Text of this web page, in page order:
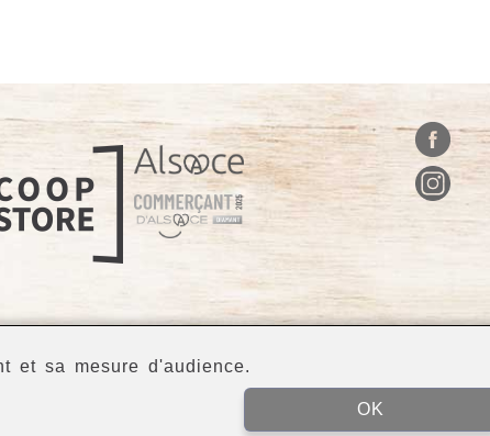
et sa mesure d'audience.
OK